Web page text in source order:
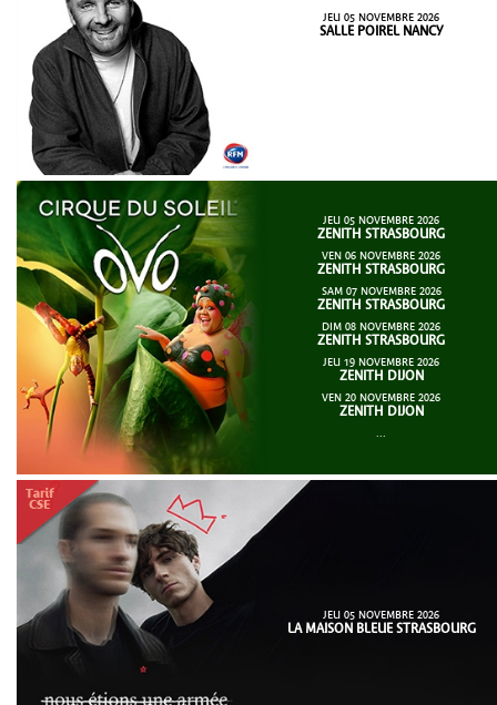
JEU 05 NOVEMBRE 2026
SALLE POIREL NANCY
JEU 05 NOVEMBRE 2026
ZENITH STRASBOURG
VEN 06 NOVEMBRE 2026
ZENITH STRASBOURG
SAM 07 NOVEMBRE 2026
ZENITH STRASBOURG
DIM 08 NOVEMBRE 2026
ZENITH STRASBOURG
JEU 19 NOVEMBRE 2026
ZENITH DIJON
VEN 20 NOVEMBRE 2026
ZENITH DIJON
...
JEU 05 NOVEMBRE 2026
LA MAISON BLEUE STRASBOURG